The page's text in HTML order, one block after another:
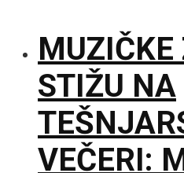
MUZIČKE
STIŽU NA
VEČERI: